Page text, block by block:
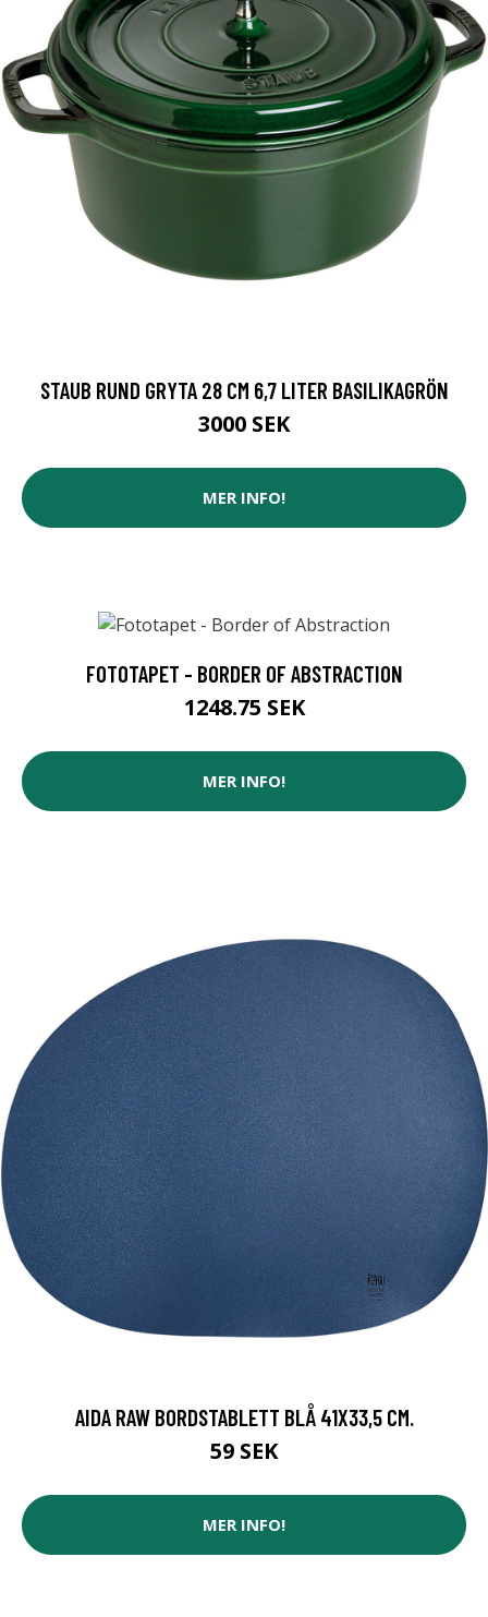
STAUB RUND GRYTA 28 CM 6,7 LITER BASILIKAGRÖN
3000 SEK
MER INFO!
FOTOTAPET - BORDER OF ABSTRACTION
1248.75 SEK
MER INFO!
AIDA RAW BORDSTABLETT BLÅ 41X33,5 CM.
59 SEK
MER INFO!